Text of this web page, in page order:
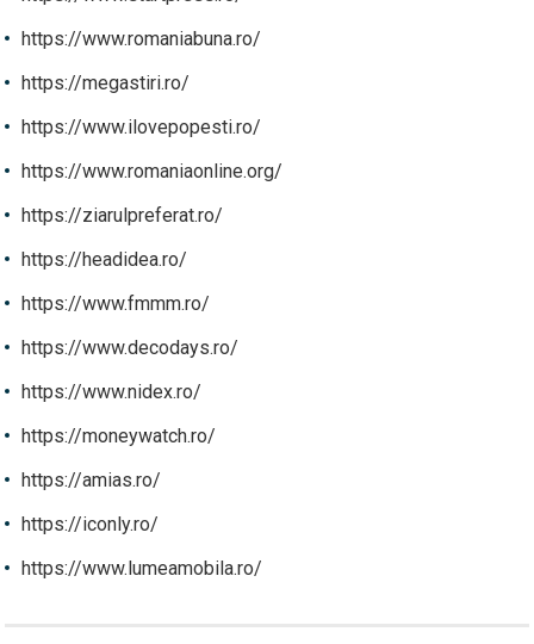
https://www.romaniabuna.ro/
https://megastiri.ro/
https://www.ilovepopesti.ro/
https://www.romaniaonline.org/
https://ziarulpreferat.ro/
https://headidea.ro/
https://www.fmmm.ro/
https://www.decodays.ro/
https://www.nidex.ro/
https://moneywatch.ro/
https://amias.ro/
https://iconly.ro/
https://www.lumeamobila.ro/